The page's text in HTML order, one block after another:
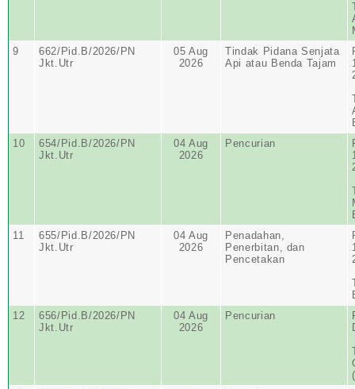
9
662/Pid.B/2026/PN
Jkt.Utr
05 Aug
2026
Tindak Pidana Senjata
Api atau Benda Tajam
10
654/Pid.B/2026/PN
Jkt.Utr
04 Aug
2026
Pencurian
11
655/Pid.B/2026/PN
Jkt.Utr
04 Aug
2026
Penadahan,
Penerbitan, dan
Pencetakan
12
656/Pid.B/2026/PN
Jkt.Utr
04 Aug
2026
Pencurian